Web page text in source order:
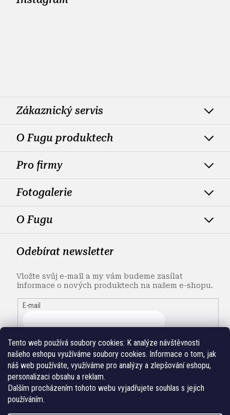
Tento web používá soubory cookies: K analýze návštěvnosti
našeho eshopu využíváme soubory cookies. Informace o tom, jak
náš web používáte, využíváme pro analýzy a zlepšování eshopu,
personalizaci obsahu a reklam.
Dalším procházením tohoto webu vyjadřujete souhlas s jejich
používáním.
Zákaznický servis
O Fugu produktech
Pro firmy
Fotogalerie
O Fugu
Odebírat newsletter
Vložte svůj e-mail a my vám budeme zasílat
informace o nových produktech na našem e-shopu.
E-mail